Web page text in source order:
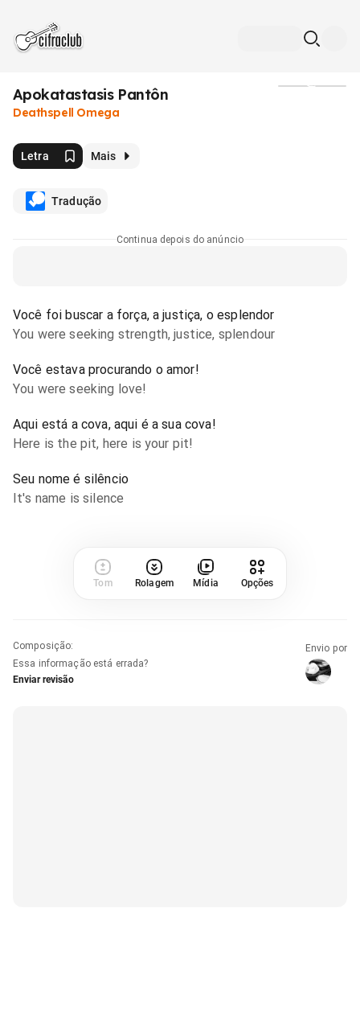
Apokatastasis Pantôn
Deathspell Omega
Letra Mais
Tradução
Continua depois do anúncio
Você foi buscar a força, a justiça, o esplendor
You were seeking strength, justice, splendour
Você estava procurando o amor!
You were seeking love!
Aqui está a cova, aqui é a sua cova!
Here is the pit, here is your pit!
Seu nome é silêncio
It's name is silence
Tom Rolagem Mídia Opções
Composição:
Essa informação está errada?
Enviar revisão
Envio por